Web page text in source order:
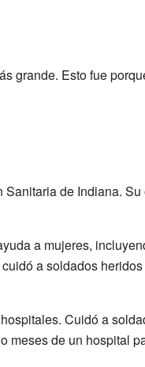
grande. Esto fue
de Indiana.
a mujeres,
a soldados
Cuidó a
de un hospital